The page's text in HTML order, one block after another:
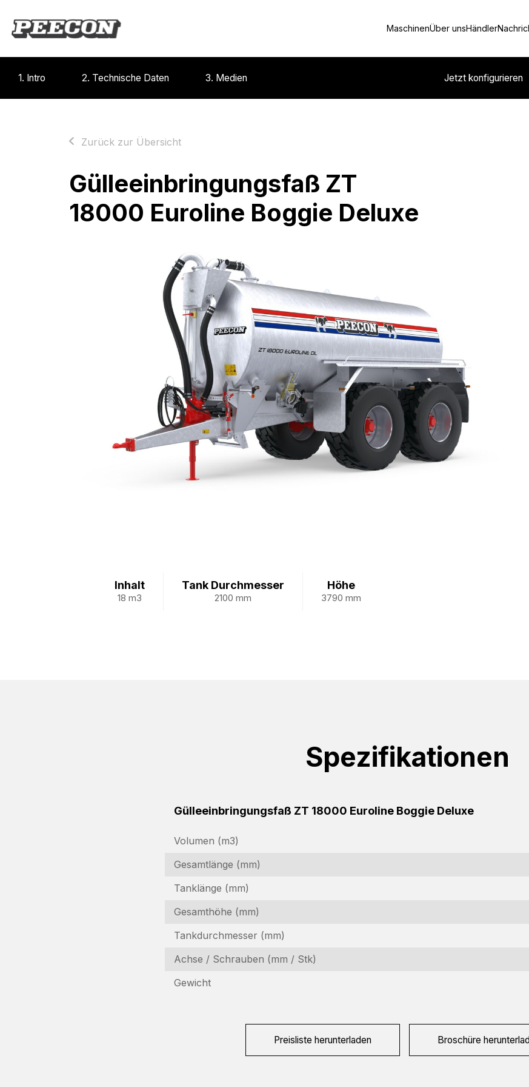
MaschinenÜber unsHändler
1. Intro 2. Technische Daten 3. Medien Jetzt konfigurieren
Zurück zur Übersicht
Gülleeinbringungsfaß ZT
18000 Euroline Boggie Deluxe
Inhalt
18 m3
Tank Durchmesser
2100 mm
Höhe
3790 mm
Spezifikationen
Gülleeinbringungsfaß ZT 18000 Euroline Boggie Deluxe
Volumen (m3)
Gesamtlänge (mm)
Tanklänge (mm)
Gesamthöhe (mm)
Tankdurchmesser (mm)
Achse / Schrauben (mm / Stk)
Gewicht
Preisliste herunterladen Broschüre
Informationsanfrage